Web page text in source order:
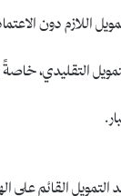
دون
التقليدي،
القائم